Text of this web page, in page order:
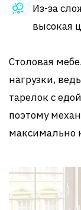
Из-за
высокая
Столовая
нагрузки,
тарелок с
поэтому
максимально